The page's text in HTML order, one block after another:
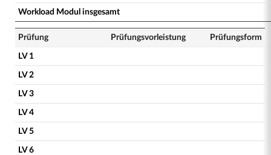
Workload Modul insgesamt
Prüfung Prüfungsvorleistung Prüfungsform
LV 1
LV 2
LV 3
LV 4
LV 5
LV 6